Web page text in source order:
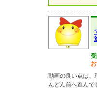
動画の良い点は、
んどん前へ進んで